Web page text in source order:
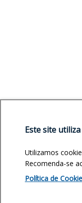
Este site
Utilizamos
Recomenda-se
Política de